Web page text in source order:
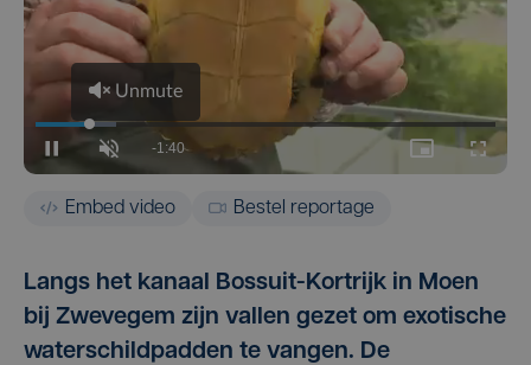
Embed video Bestel reportage
Langs het kanaal Bossuit-Kortrijk in Moen
bij Zwevegem zijn vallen gezet om exotische
waterschildpadden te vangen. De